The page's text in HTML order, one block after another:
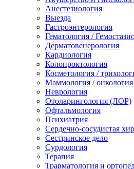
Анестезиология
Выезда
Гастроэнтерология
Гематология /
Дерматовенерология
Кардиология
Колопроктология
Косметология /
Маммология / онкология
Неврология
Отоларингология (ЛОР)
Офтальмология
Психиатрия
Сердечно-сосудистая
Сестринское дело
Сурдология
Терапия
Травматология и